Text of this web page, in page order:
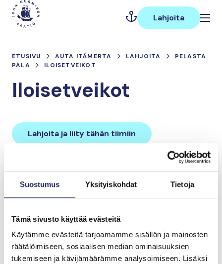
Suostumus Yksityiskohdat Tietoja
Tämä sivusto käyttää evästeitä
Käytämme evästeitä tarjoamamme sisällön ja mainosten
räätälöimiseen, sosiaalisen median ominaisuuksien
tukemiseen ja kävijämäärämme analysoimiseen. Lisäksi
Hyppää
sisältöön
Päävalikko
Lahjoita
ETUSIVU AUTA ITÄMERTA LAHJOITA
PELASTA
PALA
ILOISETVEIKOT
Iloisetveikot
Lahjoita ja liity tähän tiimiin
Tiimin lahjoitukset yhteensä:
Tiimille tehdyt
lahjoitukset